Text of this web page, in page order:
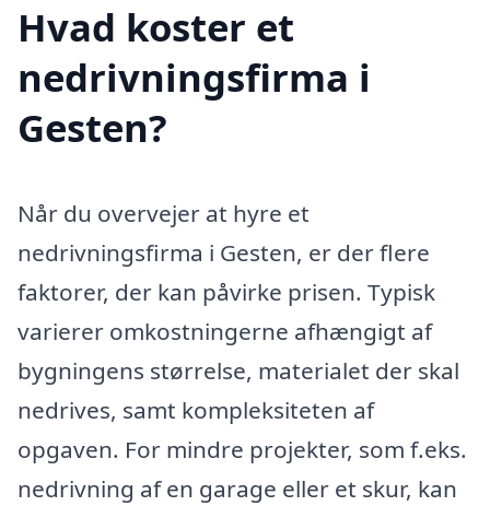
Hvad koster et
nedrivningsfirma i
Gesten?
Når du overvejer at hyre et
nedrivningsfirma i Gesten, er der flere
faktorer, der kan påvirke prisen. Typisk
varierer omkostningerne afhængigt af
bygningens størrelse, materialet der skal
nedrives, samt kompleksiteten af
opgaven. For mindre projekter, som f.eks.
nedrivning af en garage eller et skur, kan